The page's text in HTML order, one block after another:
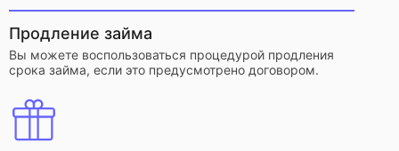
Продление займа
Вы можете воспользоваться процедурой продления
срока займа, если это предусмотрено договором.